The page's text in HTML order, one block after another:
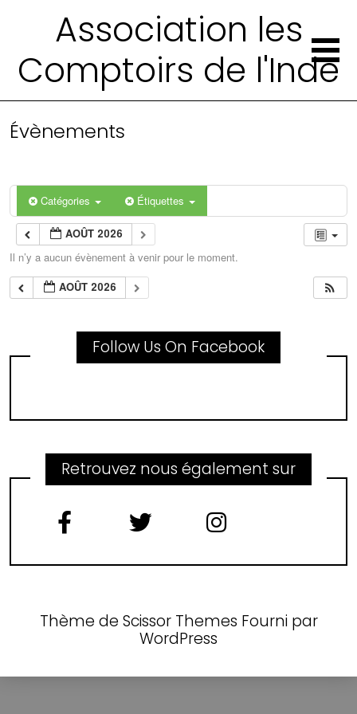
Association les
Comptoirs de l'Inde
Évènements
Catégories Étiquettes
AOÛT 2026
Il n’y a aucun évènement à venir pour le moment.
AOÛT 2026
Follow Us On Facebook
Retrouvez nous également sur
Thème de Scissor Themes Fourni par
WordPress